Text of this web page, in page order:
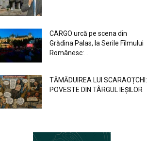
CARGO urcă pe scena din
Grădina Palas, la Serile Filmului
Românesc:...
TĂMĂDUIREA LUI SCARAOȚCHI:
POVESTE DIN TÂRGUL IEȘILOR